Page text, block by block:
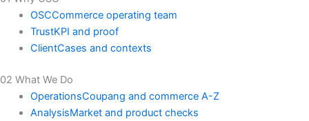
OSCCommerce operating team
TrustKPI and proof
ClientCases and contexts
02 What We Do
OperationsCoupang and commerce A-Z
AnalysisMarket and product checks